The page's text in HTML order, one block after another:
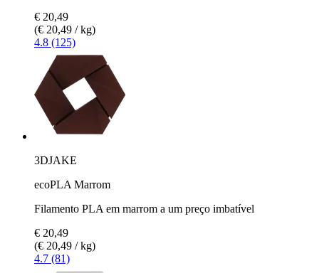
€ 20,49
(€ 20,49 / kg)
4.8 (125)
3DJAKE
ecoPLA Marrom
Filamento PLA em marrom a um preço imbatível
€ 20,49
(€ 20,49 / kg)
4.7 (81)